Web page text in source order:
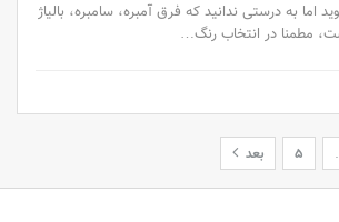
اما به درستی ندانید که فرق آمبره، سامبره، بالیاژ
مطمنا در انتخاب رنگ…
5 بعد